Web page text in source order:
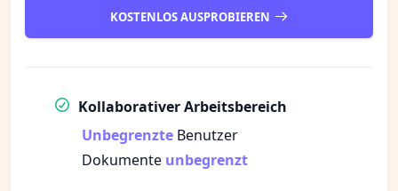
KOSTENLOS AUSPROBIEREN
Kollaborativer Arbeitsbereich
Unbegrenzte Benutzer
Dokumente unbegrenzt